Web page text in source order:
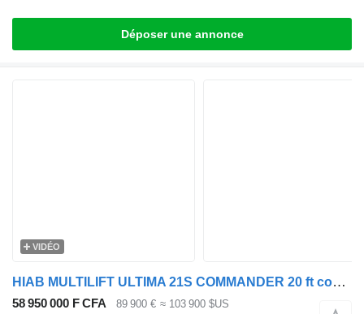
Déposer une annonce
VIDÉO
HIAB MULTILIFT ULTIMA 21S COMMANDER 20 ft container
58 950 000 F CFA 89 900 € ≈ 103 900 $US